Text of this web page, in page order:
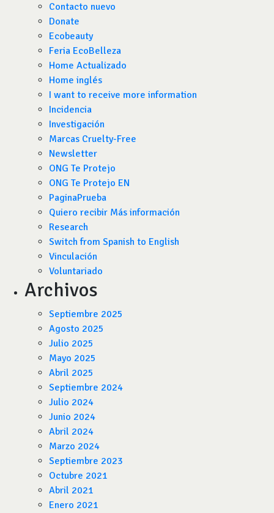
Contacto nuevo
Donate
Ecobeauty
Feria EcoBelleza
Home Actualizado
Home inglés
I want to receive more information
Incidencia
Investigación
Marcas Cruelty-Free
Newsletter
ONG Te Protejo
ONG Te Protejo EN
PaginaPrueba
Quiero recibir Más información
Research
Switch from Spanish to English
Vinculación
Voluntariado
Archivos
Septiembre 2025
Agosto 2025
Julio 2025
Mayo 2025
Abril 2025
Septiembre 2024
Julio 2024
Junio 2024
Abril 2024
Marzo 2024
Septiembre 2023
Octubre 2021
Abril 2021
Enero 2021